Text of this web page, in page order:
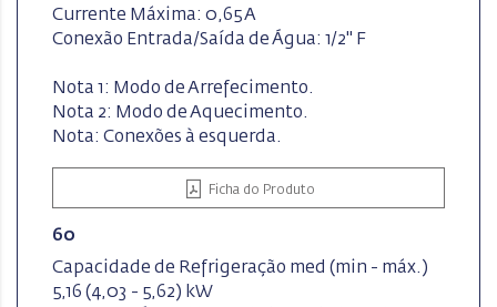
Currente Máxima: 0,65 A
Conexão Entrada/Saída de Água: 1/2" F
Nota 1: Modo de Arrefecimento.
Nota 2: Modo de Aquecimento.
Nota: Conexões à esquerda.
Ficha do Produto
60
Capacidade de Refrigeração med (min - máx.)
5,16 (4,03 - 5,62) kW